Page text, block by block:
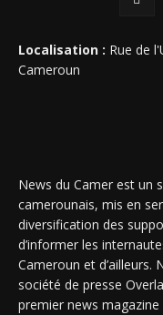
Localisation : Rue de
Cameroun
News du Camer est un
camerounais, mis en
diversification des
d’informer les
Cameroun et d’ailleurs.
société de presse
premier news